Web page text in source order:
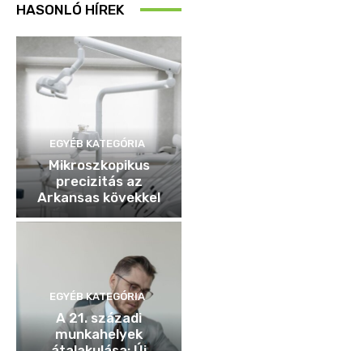
HASONLÓ HÍREK
EGYÉB KATEGÓRIA
Mikroszkopikus
precizitás az
Arkansas kövekkel
EGYÉB KATEGÓRIA
A 21. századi
munkahelyek